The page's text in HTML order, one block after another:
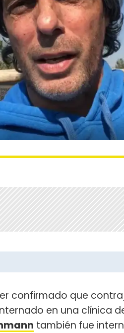
confirmado que
en una clínica
también fue